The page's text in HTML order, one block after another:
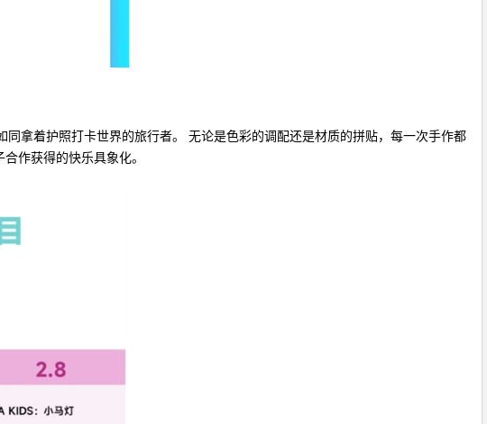
拿着护照打卡世界的旅行者。 无论是色彩的调配还是材质的拼贴，每一次手作都
作获得的快乐具象化。